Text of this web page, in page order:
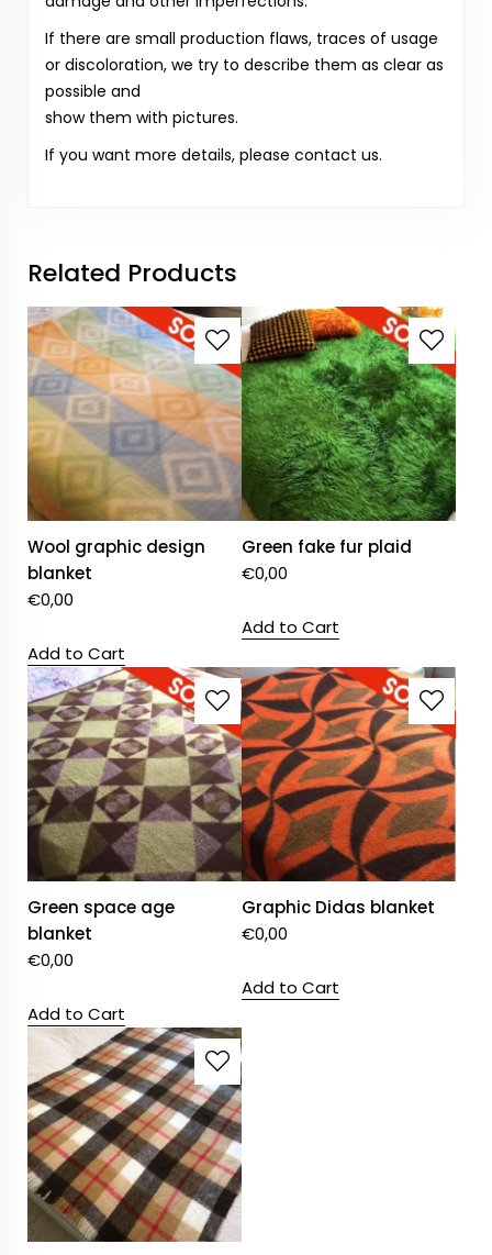
If there are small production flaws, traces of usage
or discoloration, we try to describe them as clear as
possible and
show them with pictures.
If you want more details, please contact us.
Related Products
Wool graphic design
blanket
€0,00
Add to Cart
Green fake fur plaid
€0,00
Add to Cart
Green space age
blanket
€0,00
Add to Cart
Graphic Didas blanket
€0,00
Add to Cart